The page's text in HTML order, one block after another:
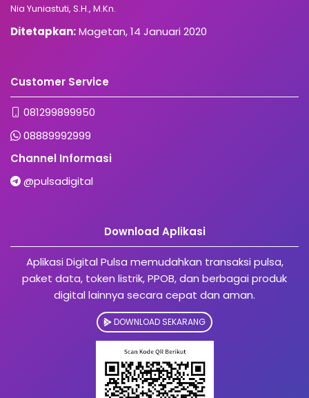
Nia Yuniastuti, S.H., M.Kn.
Ditetapkan:Magetan, 14 Januari 2020
Customer Service
081299899950
08889992999
Channel Informasi
@pulsadigital
Download Aplikasi
Aplikasi Digital Pulsa memudahkan transaksi pulsa,
paket data, token listrik, PPOB, dan berbagai produk
digital lainnya secara cepat dan aman.
DOWNLOAD SEKARANG